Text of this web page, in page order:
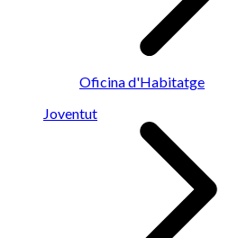
Oficina d'Habitatge
Joventut